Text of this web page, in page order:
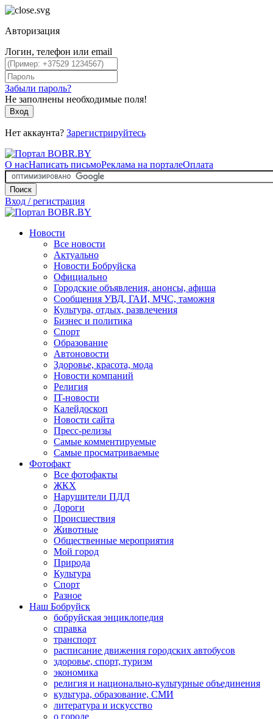
Авторизация
Логин, телефон или email
Забыли пароль?
Не заполнены необходимые поля!
Вход
Нет аккаунта? Зарегистрируйтесь
О насНаписать письмоРеклама на порталеОплата
Поиск
Вход / регистрация
Новости
Все новости
Актуально
Новости Бобруйска
Официально
Городские объявления, анонсы, афиша
Сообщения УВД, ГАИ, МЧС, таможня
Культура, отдых, развлечения
Бизнес и политика
Спорт
Образование
Автоновости
Здоровье, красота, мода
Новости компаний
Религия
IT-новости
Калейдоскоп
Новости сайта
Пресс-релизы
Самые комментируемые
Самые просматриваемые
Фотофакт
Все фотофакты
ЖКХ
Нарушители ПДД
Дороги
Происшествия
Животные
Общественные мероприятия
Мой город
Природа
Культура
Спорт
Разное
Наш Бобруйск
бобруйская энциклопедия
справка
транспорт
расписание движения городских автобусов
здоровье, спорт, туризм
экономика
религия и национально-культурные объединения
культура, образование, СМИ
литература и искусство
о городе